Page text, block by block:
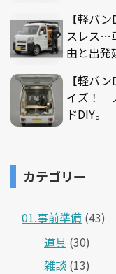
【軽バ
スレス…
由と出発
【軽バ
イズ！
ドDIY。
カテゴリー
01.事前準備 (43)
道具 (30)
雑談 (13)